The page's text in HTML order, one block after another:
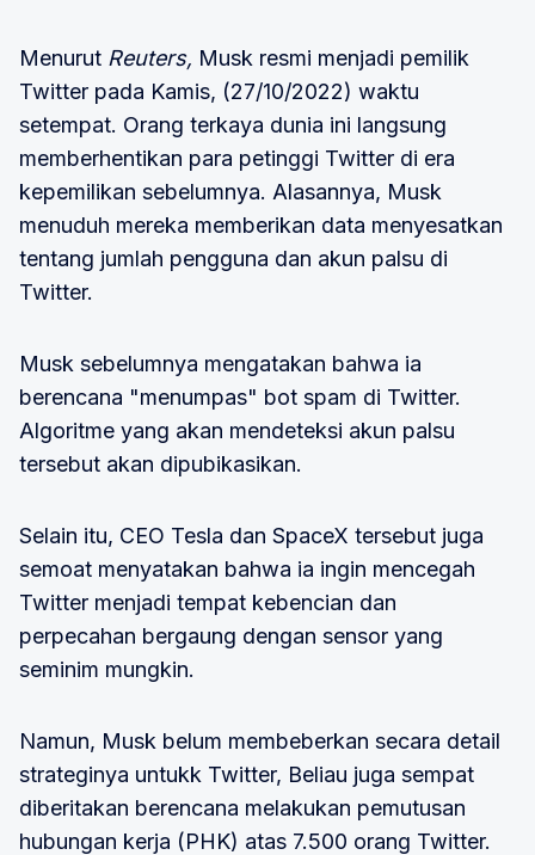
Menurut Reuters, Musk resmi menjadi pemilik
Twitter pada Kamis, (27/10/2022) waktu
setempat. Orang terkaya dunia ini langsung
memberhentikan para petinggi Twitter di era
kepemilikan sebelumnya. Alasannya, Musk
menuduh mereka memberikan data menyesatkan
tentang jumlah pengguna dan akun palsu di
Twitter.
Musk sebelumnya mengatakan bahwa ia
berencana "menumpas" bot spam di Twitter.
Algoritme yang akan mendeteksi akun palsu
tersebut akan dipubikasikan.
Selain itu, CEO Tesla dan SpaceX tersebut juga
semoat menyatakan bahwa ia ingin mencegah
Twitter menjadi tempat kebencian dan
perpecahan bergaung dengan sensor yang
seminim mungkin.
Namun, Musk belum membeberkan secara detail
strateginya untukk Twitter, Beliau juga sempat
diberitakan berencana melakukan pemutusan
hubungan kerja (PHK) atas 7.500 orang Twitter.